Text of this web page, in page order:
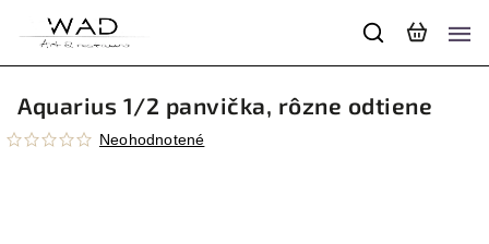
Aquarius 1/2 panvička, rôzne odtiene
Neohodnotené